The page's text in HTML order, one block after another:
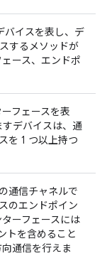
バイスを表し、デ
するメソッドが
ース、エンドポ
フェースを表
デバイスは、通
を 1 つ以上持つ
通信チャネルで
のエンドポイン
ーフェースには
トを含めること
通信を行えま